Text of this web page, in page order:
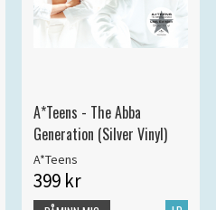
A*Teens - The Abba
Generation (Silver Vinyl)
A*Teens
399 kr